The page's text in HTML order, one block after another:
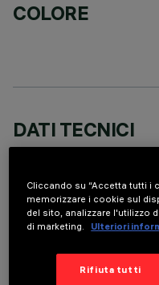
COLORE
DATI TECNICI
DESCRIZIONE
Round adjustable
with rim for surface-
body. Lower reflector
Cliccando su “Accetta tutti i
memorizzare i cookie sul
del sito, analizzare l'utilizzo
di marketing.
Ulteriori
Rifiuta tutti